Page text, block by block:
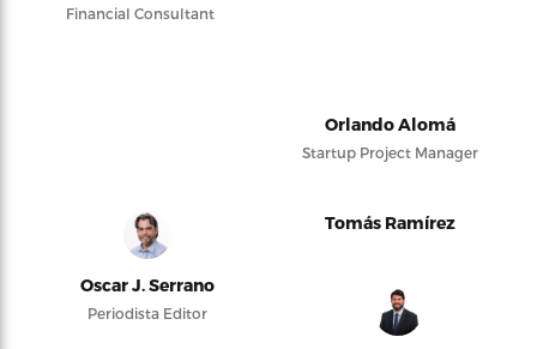
Financial Consultant
Orlando Alomá
Startup Project Manager
Oscar J. Serrano
Periodista Editor
Tomás Ramírez